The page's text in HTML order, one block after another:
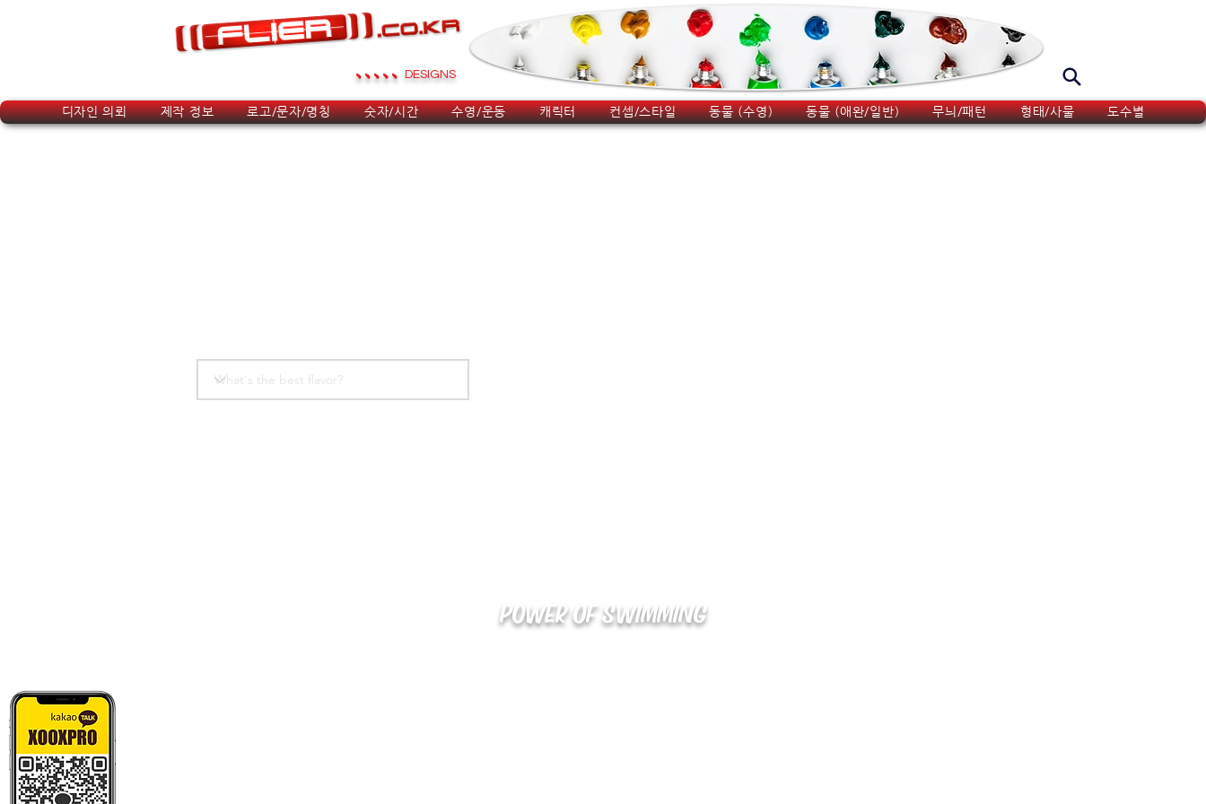
..... DESIGNS
디자인 의뢰 제작 정보 로고/문자/명칭 숫자/시간 수영/운동 캐릭터 컨셉/스타일 동물 (수영) 동물 (애완/일반) 무늬/패턴 형태/사물 도수별
POWER OF SWIMMING